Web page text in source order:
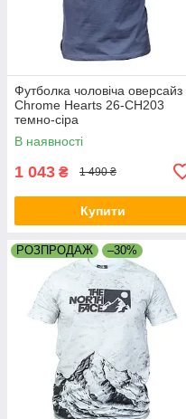
Футболка чоловіча оверсайз
Chrome Hearts 26-CH203
темно-сіра
В наявності
1 043 ₴ 1 490 ₴
Купити
РОЗПРОДАЖ –30%